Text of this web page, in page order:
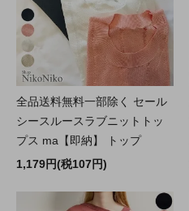
全品送料無料一部除く セール
シースルースラブニットトッ
プス ma【即納】 トップ
1,179円(税107円)